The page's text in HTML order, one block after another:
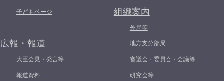
子どもページ
広報・報道
大臣会見・発言等
報道資料
組織案内
外局等
地方支分部局
審議会・委員会・会議等
研究会等